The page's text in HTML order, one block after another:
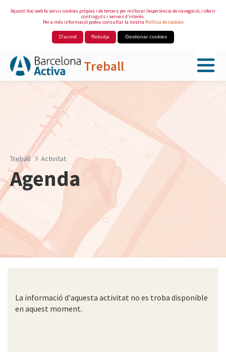
Aquest lloc web fa servir cookies pròpies i de tercers per millorar l’experiència de navegació, i oferir
continguts i serveis d’interès.
Per a més informació podeu consultar la nostra Política de cookies
D'acord Rebutja Gestionar cookies
Treball
Salta al contingut principal
Treball Activitat
Agenda
La informació d'aquesta activitat no es troba disponible
en aquest moment.